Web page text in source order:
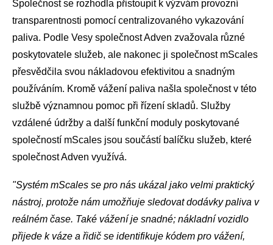
Společnost se rozhodla přistoupit k výzvám provozní
transparentnosti pomocí centralizovaného vykazování
paliva. Podle Vesy společnost Adven zvažovala různé
poskytovatele služeb, ale nakonec ji společnost mScales
přesvědčila svou nákladovou efektivitou a snadným
používáním. Kromě vážení paliva našla společnost v této
službě významnou pomoc při řízení skladů. Služby
vzdálené údržby a další funkční moduly poskytované
společností mScales jsou součástí balíčku služeb, které
společnost Adven využívá.
"Systém mScales se pro nás ukázal jako velmi praktický
nástroj, protože nám umožňuje sledovat dodávky paliva v
reálném čase. Také vážení je snadné; nákladní vozidlo
přijede k váze a řidič se identifikuje kódem pro vážení,